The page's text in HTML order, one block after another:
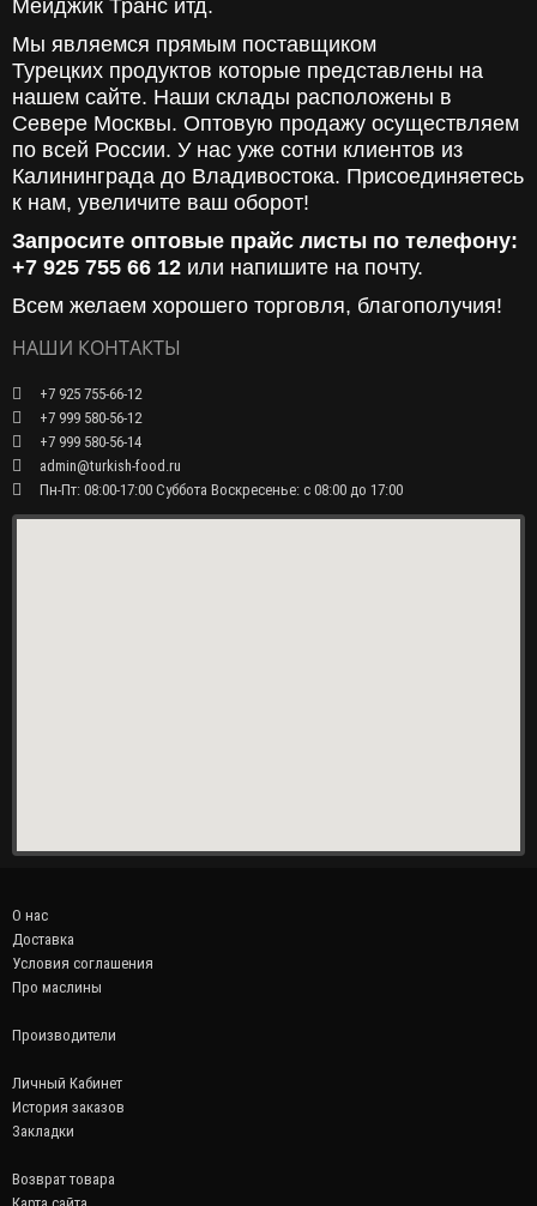
Мейджик Транс итд.
Мы являемся прямым поставщиком
Турецких продуктов которые представлены на
нашем сайте. Наши склады расположены в
Севере Москвы. Оптовую продажу осуществляем
по всей России. У нас уже сотни клиентов из
Калининграда до Владивостока. Присоединяетесь
к нам, увеличите ваш оборот!
Запросите оптовые прайс листы по телефону:
+7 925 755 66 12 или напишите на почту.
Всем желаем хорошего торговля, благополучия!
НАШИ КОНТАКТЫ
+7 925 755-66-12
+7 999 580-56-12
+7 999 580-56-14
admin@turkish-food.ru
Пн-Пт: 08:00-17:00 Суббота Воскресенье: с 08:00 до 17:00
О нас
Доставка
Условия соглашения
Про маслины
Производители
Личный Кабинет
История заказов
Закладки
Возврат товара